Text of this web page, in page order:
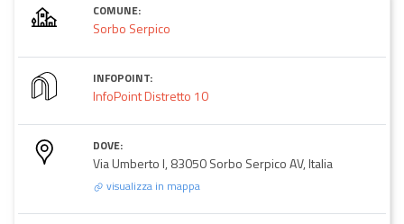
COMUNE:
Sorbo Serpico
INFOPOINT:
InfoPoint Distretto 10
DOVE:
Via Umberto I, 83050 Sorbo Serpico AV, Italia
visualizza in mappa